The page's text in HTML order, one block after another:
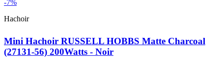
-7%
Hachoir
Mini Hachoir RUSSELL HOBBS Matte Charcoal
(27131-56) 200Watts - Noir